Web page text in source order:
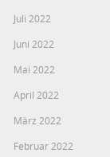
Juli 2022
Juni 2022
Mai 2022
April 2022
März 2022
Februar 2022